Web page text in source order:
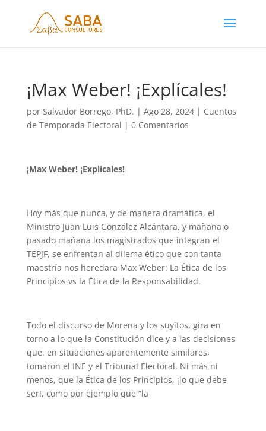
¡Max Weber! ¡Explícales!
por Salvador Borrego, PhD. | Ago 28, 2024| Cuentos
de Temporada Electoral | 0 Comentarios
¡Max Weber! ¡Explícales!
Hoy más que nunca, y de manera dramática, el
Ministro Juan Luis González Alcántara, y mañana o
pasado mañana los magistrados que integran el
TEPJF, se enfrentan al dilema ético que con tanta
maestría nos heredara Max Weber: La Ética de los
Principios vs la Ética de la Responsabilidad.
Todo el discurso de Morena y los suyitos, gira en
torno a lo que la Constitución dice y a las decisiones
que, en situaciones aparentemente similares,
tomaron el INE y el Tribunal Electoral. Ni más ni
menos, que la Ética de los Principios, ¡lo que debe
ser!, como por ejemplo que “la